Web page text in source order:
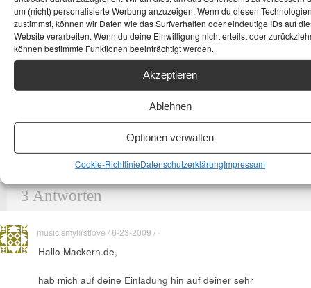
um (nicht) personalisierte Werbung anzuzeigen. Wenn du diesen
zustimmst, können wir Daten wie das Surfverhalten oder eindeutige IDs auf
Website verarbeiten. Wenn du deine Einwilligung nicht erteilst oder
können bestimmte Funktionen beeinträchtigt werden.
Akzeptieren
Ablehnen
Optionen verwalten
Cookie-RichtlinieDatenschutzerklärungImpressum
3 Antworten
musicismyfirstlove / 6-23-2009 / ·
Hallo Mackern.de,
hab mich auf deine Einladung hin auf deiner sehr